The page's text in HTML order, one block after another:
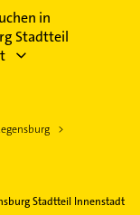
in
Stadtteil
Stadtteil Innenstadt